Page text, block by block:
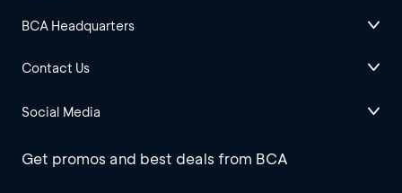
BCA Headquarters
Contact Us
Social Media
Get promos and best deals from BCA